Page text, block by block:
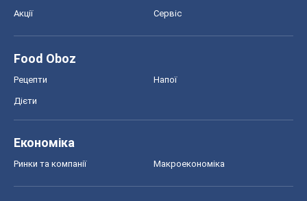
Акції Сервіс
Food Oboz
Рецепти Напої
Дієти
Економіка
Ринки та компанії Макроекономіка